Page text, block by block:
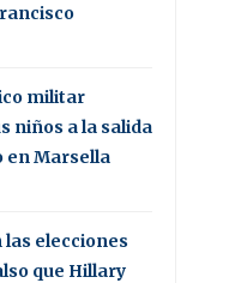
militar
niños a la salida
en Marsella
elecciones
que Hillary